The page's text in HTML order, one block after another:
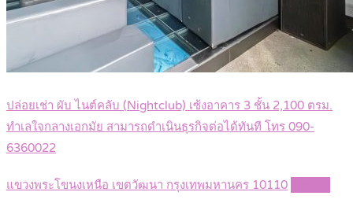
ปล่อยเช่า ผับ ไนต์คลับ (Nightclub) เซ้งอาคาร 3 ชั้น 2,100 ตรม.
ทำเลใจกลางเอกมัย สามารถดำเนินธุรกิจต่อได้ทันที โทร 090-
6360022
แขวงพระโขนงเหนือ เขตวัฒนา กรุงเทพมหานคร 10110